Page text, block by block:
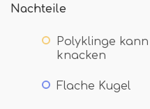
Nachteile
Polyklinge
knacken
Flache Kugel